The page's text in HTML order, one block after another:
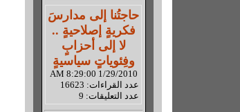
حاجتُنا إلى مدارسَ
فكريةٍ إصلاحيةٍ ..
لا إلى أحزابٍ
وفِئوياتٍ سياسيةٍ
1/29/2010 8:29:00 AM
عدد القراءات: 16623
عدد التعليقات: 9